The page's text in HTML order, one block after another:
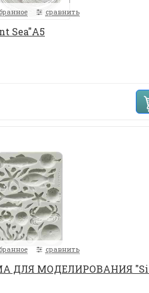
сравнить
Sea"А5
сравнить
ДЛЯ МОДЕЛИРОВАНИЯ